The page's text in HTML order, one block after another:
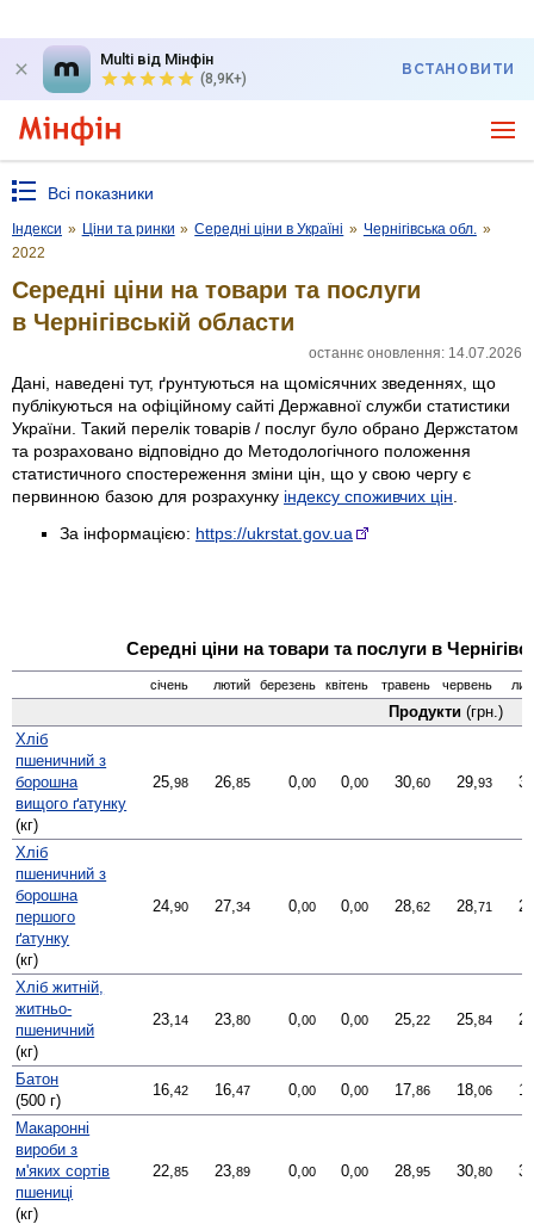
Multi від Мінфін
(8,9K+)
ВСТАНОВИТИ
Всі показники
Індекси » Ціни та ринки » Середні ціни в Україні » Чернігівська обл. »
2022
Середні ціни на товари та послуги
в Чернігівській области
останнє оновлення: 14.07.2026
Дані, наведені тут, ґрунтуються на щомісячних зведеннях, що
публікуються на офіційному сайті Державної служби статистики
України. Такий перелік товарів / послуг було обрано Держстатом
та розраховано відповідно до Методологічного положення
статистичного спостереження зміни цін, що у свою чергу є
первинною базою для розрахунку індексу споживчих цін
За інформацією: https://ukrstat.gov.ua
Середні ціни на товари та послуги в
січень лютий березень квітень травень червень
Продукти (грн.)
Хліб
пшеничний з
борошна
вищого ґатунку
(кг)
25,98 26,85 0,00 0,00 30,60 29,93
Хліб
пшеничний з
борошна
першого
ґатунку
(кг)
24,90 27,34 0,00 0,00 28,62 28,71
Хліб житній,
житньо-
пшеничний
(кг)
23, 14 23,80 0,00 0,00 25,22 25,84
Батон
(500 г)
16,42 16,47 0,00 0,00 17,86 18,06
Макаронні
вироби з
м'яких сортів
пшениці
(кг)
22,85 23,89 0,00 0,00 28,95 30,80